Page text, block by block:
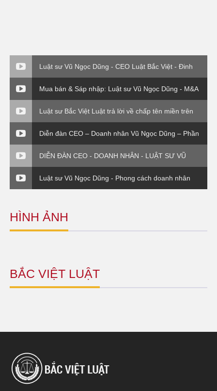
Luật sư Vũ Ngọc Dũng - CEO Luật Bắc Việt - Đinh
giá thương hiệu
Mua bán & Sáp nhập: Luật sư Vũ Ngọc Dũng - M&A
về vụ EVN( P3)
Luật sư Bắc Việt Luật trả lời về chấp tên miền trên
VTV1
Diễn đàn CEO – Doanh nhân Vũ Ngọc Dũng – Phần
4
DIỄN ĐÀN CEO - DOANH NHÂN - LUẬT SƯ VŨ
NGỌC DŨNG - PHẦN 4
Luật sư Vũ Ngọc Dũng - Phong cách doanh nhân
HÌNH ẢNH
BẮC VIỆT LUẬT